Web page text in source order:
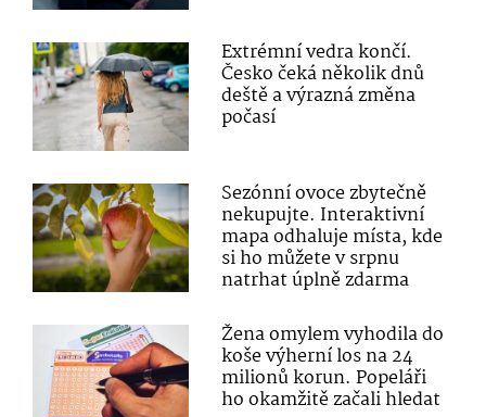
Extrémní vedra končí.
Česko čeká několik dnů
deště a výrazná změna
počasí
Sezónní ovoce zbytečně
nekupujte. Interaktivní
mapa odhaluje místa, kde
si ho můžete v srpnu
natrhat úplně zdarma
Žena omylem vyhodila do
koše výherní los na 24
milionů korun. Popeláři
ho okamžitě začali hledat